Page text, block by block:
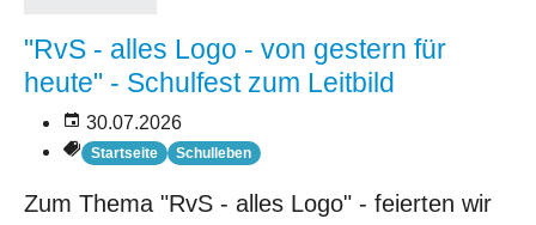
"RvS - alles Logo - von gestern für
heute" - Schulfest zum Leitbild
30.07.2026
Startseite Schulleben
Zum Thema "RvS - alles Logo" - feierten wir